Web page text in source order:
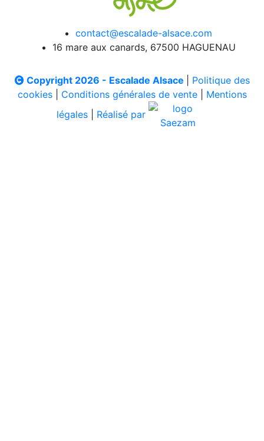
contact@escalade-alsace.com
16 mare aux canards, 67500 HAGUENAU
Copyright 2026 - Escalade Alsace
Politique des
cookies| Conditions générales de vente| Mentions
légales
Réalisé par